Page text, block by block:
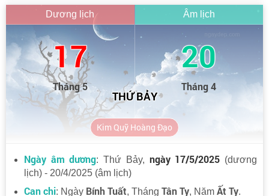
Dương lịch
17
Tháng 5
Âm lịch
20
Tháng 4
THỨ BẢY
Kim Quỹ Hoàng Đạo
Ngày âm dương: Thứ Bảy, ngày 17/5/2025 (dương
lịch) - 20/4/2025 (âm lịch)
Can chi: Ngày Bính Tuất, Tháng Tân Tỵ, Năm Ất Tỵ.